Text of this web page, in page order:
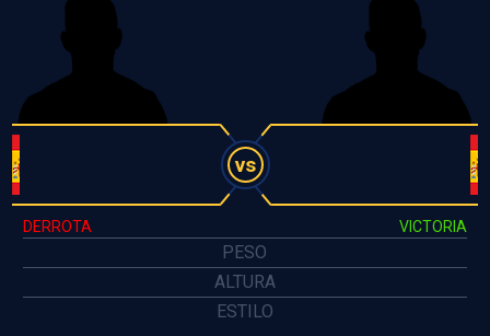
vs
DERROTA VICTORIA
PESO
ALTURA
ESTILO